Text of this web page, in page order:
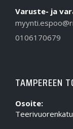
Varuste- ja
0106170679
TAMPEREEN
Osoite: